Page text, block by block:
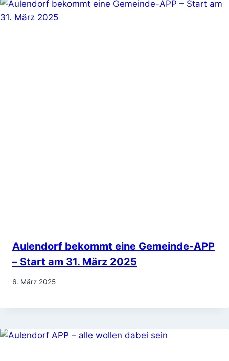
Aulendorf bekommt eine Gemeinde-APP
– Start am 31. März 2025
6. März 2025